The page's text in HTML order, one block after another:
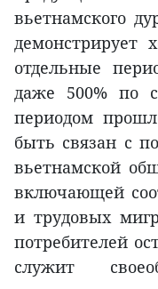
вьетнамского
демонстрирует
отдельные
даже 500% по
периодом
быть связан с
вьетнамской
включающей
и трудовых
потребителей
служит